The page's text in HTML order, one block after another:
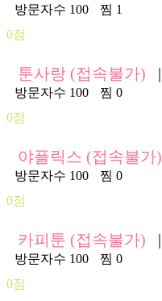
방문자수 100
찜 1
0점
툰사랑 (접속불가) |
방문자수 100
찜 0
0점
야플릭스 (접속불가)
방문자수 100
찜 0
0점
카피툰 (접속불가) |
방문자수 100
찜 0
0점